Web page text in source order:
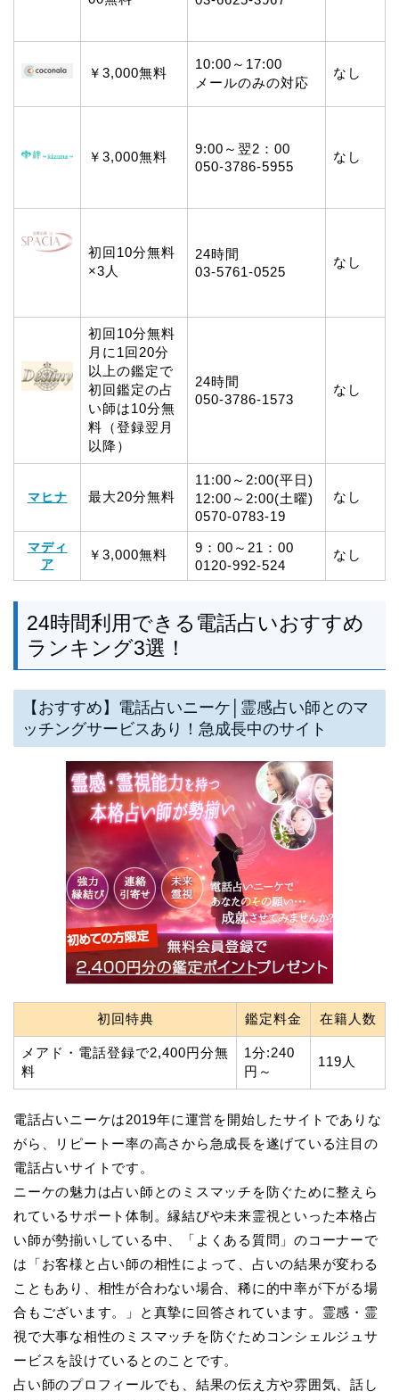
￥3,000無料
10:00～17:00
メールのみの対応
なし
￥3,000無料
9:00～翌2：00
050-3786-5955
なし
初回10分無料
×3人
24時間
03-5761-0525
なし
初回10分無料
月に1回20分
以上の鑑定で
初回鑑定の占
い師は10分無
料（登録翌月
以降）
24時間
050-3786-1573
なし
マヒナ 最大20分無料
11:00～2:00(平日)
12:00～2:00(土曜)
0570‐0783‐19
なし
マディ
ア
￥3,000無料
9：00～21：00
0120-992-524
なし
24時間利用できる電話占いおすすめ
ランキング3選！
【おすすめ】電話占いニーケ│霊感占い師とのマ
ッチングサービスあり！急成長中のサイト
初回特典 鑑定料金 在籍人数
メアド・電話登録で2,400円分無
料
1分:240
円～
119人
電話占いニーケは2019年に運営を開始したサイトでありな
がら、リピートー率の高さから急成長を遂げている注目の
電話占いサイトです。
ニーケの魅力は占い師とのミスマッチを防ぐために整えら
れているサポート体制。縁結びや未来霊視といった本格占
い師が勢揃いしている中、「よくある質問」のコーナーで
は「お客様と占い師の相性によって、占いの結果が変わる
こともあり、相性が合わない場合、稀に的中率が下がる場
合もございます。」と真摯に回答されています。霊感・霊
視で大事な相性のミスマッチを防ぐためコンシェルジュサ
ービスを設けているとのことです。
占い師のプロフィールでも、結果の伝え方や雰囲気、話し